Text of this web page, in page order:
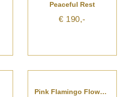
Peaceful Rest
€ 190,-
Pink Flamingo Flower In Vase